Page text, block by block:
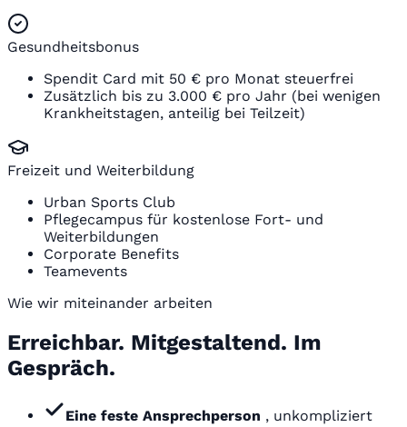
Gesundheitsbonus
Spendit Card mit 50 € pro Monat steuerfrei
Zusätzlich bis zu 3.000 € pro Jahr (bei wenigen
Krankheitstagen, anteilig bei Teilzeit)
Freizeit und Weiterbildung
Urban Sports Club
Pflegecampus für kostenlose Fort- und
Weiterbildungen
Corporate Benefits
Teamevents
Wie wir miteinander arbeiten
Erreichbar. Mitgestaltend. Im
Gespräch.
Eine feste Ansprechperson , unkompliziert